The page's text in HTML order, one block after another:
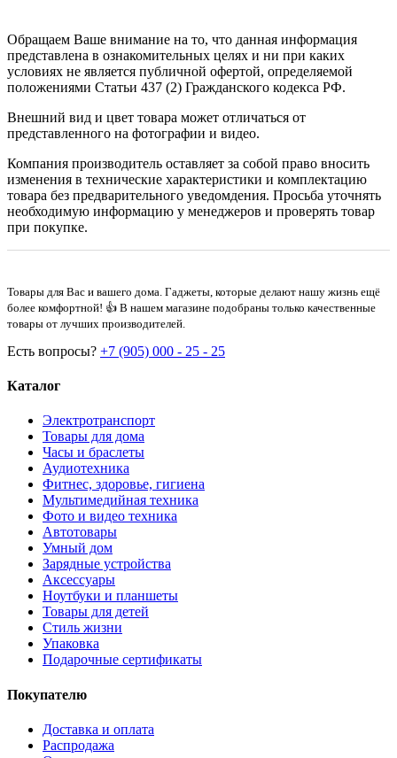
Обращаем Ваше внимание на то, что данная информация
представлена в ознакомительных целях и ни при каких
условиях не является публичной офертой, определяемой
положениями Статьи 437 (2) Гражданского кодекса РФ.
Внешний вид и цвет товара может отличаться от
представленного на фотографии и видео.
Компания производитель оставляет за собой право вносить
изменения в технические характеристики и комплектацию
товара без предварительного уведомдения. Просьба уточнять
необходимую информацию у менеджеров и проверять товар
при покупке.
Товары для Вас и вашего дома. Гаджеты, которые делают нашу жизнь ещё
более комфортной! 👍 В нашем магазине подобраны только качественные
товары от лучших производителей.
Есть вопросы? +7 (905) 000 - 25 - 25
Каталог
Электротранспорт
Товары для дома
Часы и браслеты
Аудиотехника
Фитнес, здоровье, гигиена
Мультимедийная техника
Фото и видео техника
Автотовары
Умный дом
Зарядные устройства
Аксессуары
Ноутбуки и планшеты
Товары для детей
Стиль жизни
Упаковка
Подарочные сертификаты
Покупателю
Доставка и оплата
Распродажа